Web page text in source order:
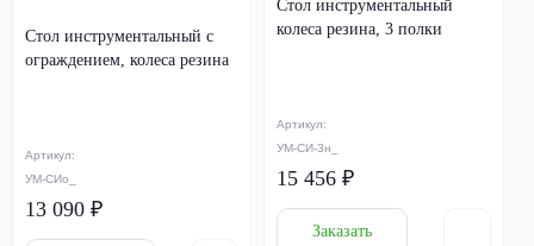
Артикул:
УМ-СИо_
Стол инструментальный с
ограждением, колеса резина
13 090 ₽
Артикул:
УМ-СИ-3н_
Стол инструментальный
колеса резина, 3 полки
15 456 ₽
Заказать